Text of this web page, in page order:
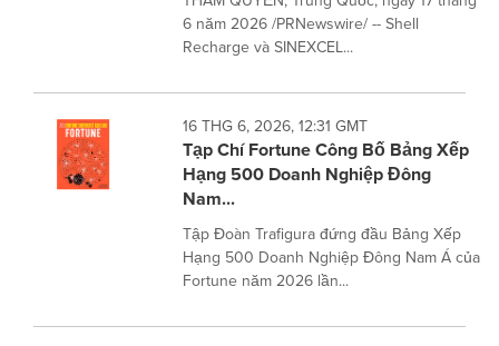
6 năm 2026 /PRNewswire/ -- Shell
Recharge và SINEXCEL...
16 THG 6, 2026, 12:31 GMT
Tạp Chí Fortune Công Bố Bảng Xếp
Hạng 500 Doanh Nghiệp Đông
Nam...
Tập Đoàn Trafigura đứng đầu Bảng Xếp
Hạng 500 Doanh Nghiệp Đông Nam Á của
Fortune năm 2026 lần...